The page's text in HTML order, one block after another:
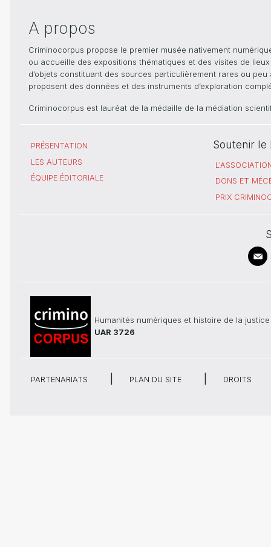
A propos
Criminocorpus propose le premier musée nativement
ou accueille des expositions thématiques et des visites de
d’objets constituant des sources particulièrement rares ou
proposent des données et des instruments d’exploration
Criminocorpus est lauréat de la médaille de la médiation
PRÉSENTATION
LES AUTEURS
ÉQUIPE ÉDITORIALE
Soutenir le
DONS ET
PRIX
Humanités numériques et histoire de la justice
UAR 3726
PARTENARIATS PLAN DU SITE DROITS